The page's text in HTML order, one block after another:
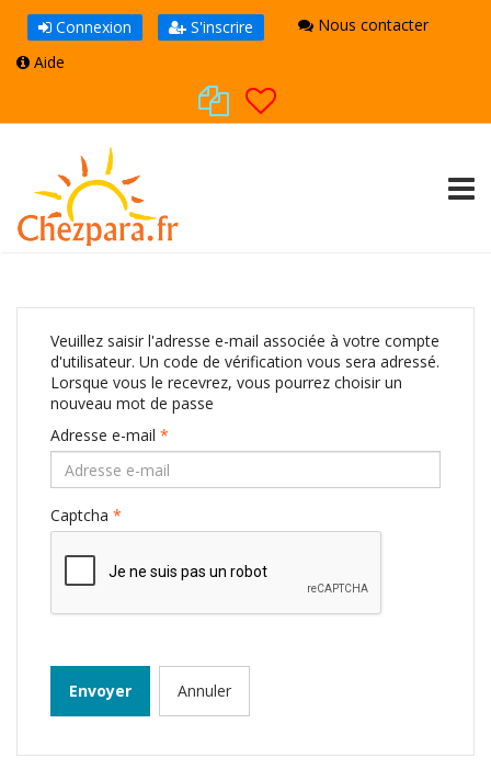
Connexion S'inscrire
Nous contacter
Aide
Veuillez saisir l'adresse e-mail associée à votre compte
d'utilisateur. Un code de vérification vous sera adressé.
Lorsque vous le recevrez, vous pourrez choisir un
nouveau mot de passe
Adresse e-mail *
Captcha *
Envoyer Annuler